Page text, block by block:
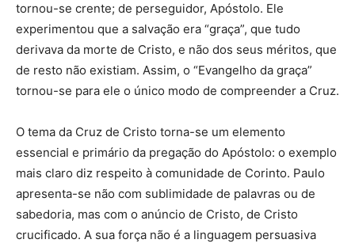
tornou-se crente; de perseguidor, Apóstolo. Ele
experimentou que a salvação era “graça”, que tudo
derivava da morte de Cristo, e não dos seus méritos, que
de resto não existiam. Assim, o “Evangelho da graça”
tornou-se para ele o único modo de compreender a Cruz.
O tema da Cruz de Cristo torna-se um elemento
essencial e primário da pregação do Apóstolo: o exemplo
mais claro diz respeito à comunidade de Corinto. Paulo
apresenta-se não com sublimidade de palavras ou de
sabedoria, mas com o anúncio de Cristo, de Cristo
crucificado. A sua força não é a linguagem persuasiva